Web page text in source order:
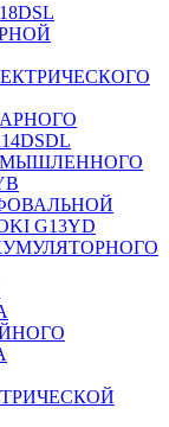
G13YD